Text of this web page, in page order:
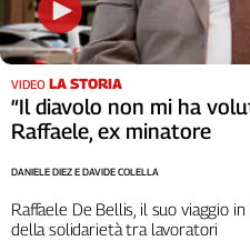
VIDEO LA STORIA
“Il diavolo non mi ha
Raffaele, ex minatore
Raffaele De Bellis, il suo viaggio
della solidarietà tra lavoratori
DANIELE DIEZ E DAVIDE COLELLA